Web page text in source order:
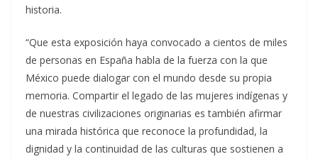
historia.
“Que esta exposición haya convocado a cientos de miles
de personas en España habla de la fuerza con la que
México puede dialogar con el mundo desde su propia
memoria. Compartir el legado de las mujeres indígenas y
de nuestras civilizaciones originarias es también afirmar
una mirada histórica que reconoce la profundidad, la
dignidad y la continuidad de las culturas que sostienen a